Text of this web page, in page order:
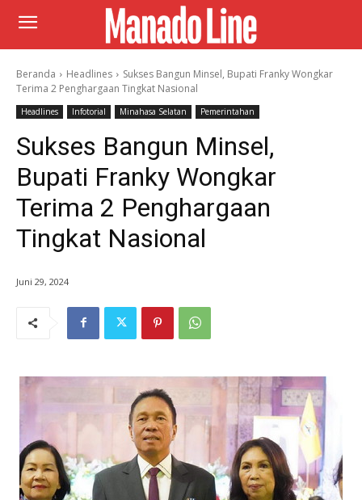
Beranda Headlines
Sukses Bangun Minsel, Bupati Franky Wongkar
Terima 2 Penghargaan Tingkat Nasional
Headlines Infotorial Minahasa Selatan Pemerintahan
Sukses Bangun Minsel,
Bupati Franky Wongkar
Terima 2 Penghargaan
Tingkat Nasional
Juni 29, 2024